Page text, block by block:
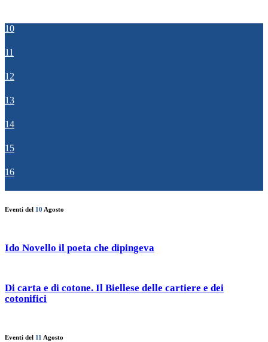
10
11
12
13
14
15
16
Eventi del 10 Agosto
Ido Novello il poeta che dipingeva
Di carta e di cotone. Il Biellese delle cartiere e dei
cotonifici
Eventi del 11 Agosto